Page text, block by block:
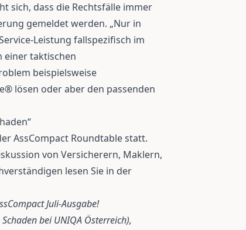
sich, dass die Rechtsfälle immer
gemeldet werden. „Nur in
Leistung fallspezifisch im
einer taktischen
beispielsweise
lösen oder aber den passenden
AssCompact Roundtable statt.
von Versicherern, Maklern,
lesen Sie in der
Juli-Ausgabe!
bei UNIQA Österreich),